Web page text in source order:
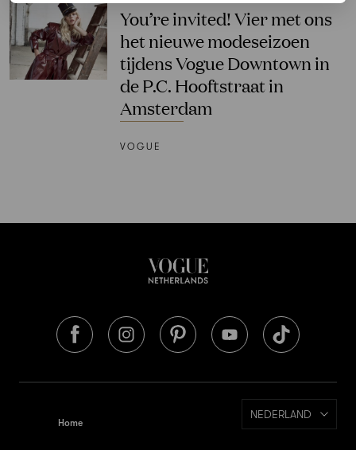
You’re invited! Vier met ons
het nieuwe modeseizoen
tijdens Vogue Downtown in
de P.C. Hooftstraat in
Amsterdam
VOGUE
Home
NEDERLAND